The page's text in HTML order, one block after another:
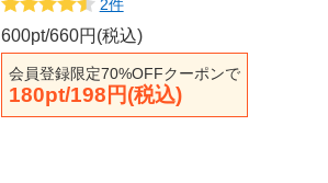
2件
600pt/660円(税込)
会員登録限定70%OFFクーポンで
180pt/198円(税込)